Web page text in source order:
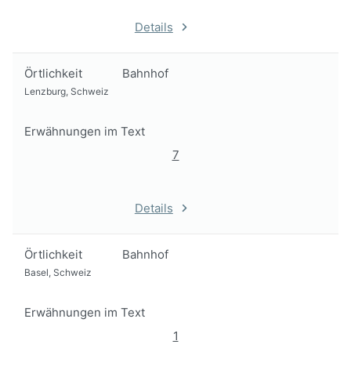
Details
Örtlichkeit Bahnhof
Lenzburg, Schweiz
Erwähnungen im Text
7
Details
Örtlichkeit Bahnhof
Basel, Schweiz
Erwähnungen im Text
1